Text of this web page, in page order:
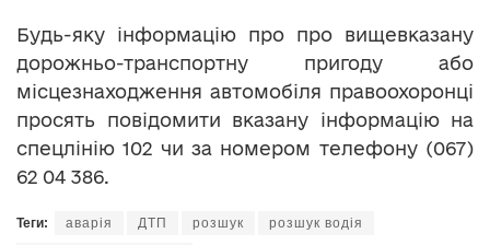
Будь-яку інформацію про про вищевказану
дорожньо-транспортну пригоду або
місцезнаходження автомобіля правоохоронці
просять повідомити вказану інформацію на
спецлінію 102 чи за номером телефону (067)
62 04 386.
Теги: аварія ДТП розшук розшук водія